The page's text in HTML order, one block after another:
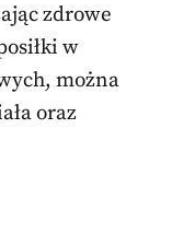
zdrowe
w
można
oraz